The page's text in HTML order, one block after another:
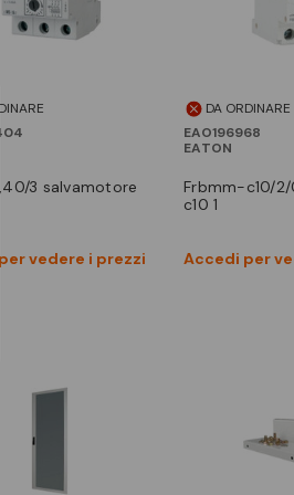
vedere i prezzi
Confronta
DA ORDINARE
EAO196968
EATON
frbmm-c10/2/003-f mtd 2p
c10 1
Accedi per